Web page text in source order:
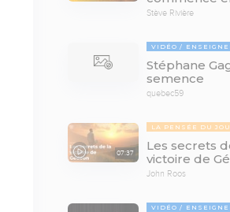
Stève Rivière
VIDÉO
Stéphane
semence
quebec59
07:37
LA PENSÉE DU
Les secrets
victoire de
John Roos
VIDÉO